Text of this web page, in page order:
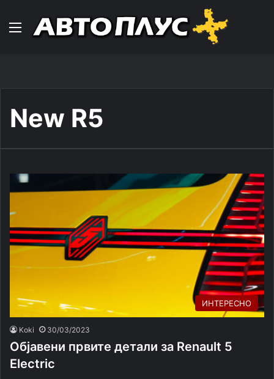
Навигација
New R5
ИНТЕРЕСНО
Koki 30/03/2023
Објавени првите детали за Renault 5
Electric